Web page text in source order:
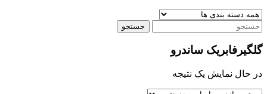
جستجو
گلگیرفابریک ساندرو
در حال نمایش یک نتیجه